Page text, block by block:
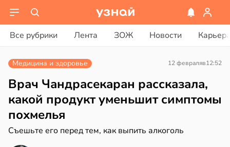
Все рубрики Лента ЗОЖ Новости
Медицина и здоровье 12 февраляв12:52
Врач Чандрасекаран рассказала,
какой продукт уменьшит симптомы
похмелья
Съешьте его перед тем, как выпить алкоголь
в19:27